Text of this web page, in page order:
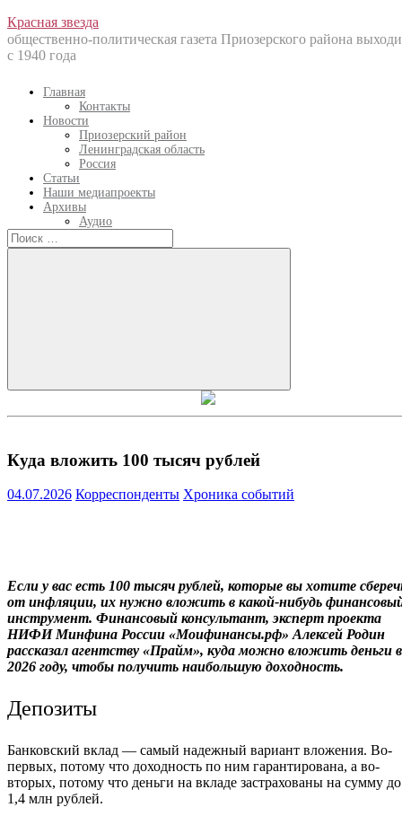
Перейти
к
содержанию
Красная звезда
общественно-политическая газета Приозерского района
с 1940 года
Главная
Контакты
Новости
Приозерский район
Ленинградская область
Россия
Статьи
Наши медиапроекты
Архивы
Аудио
Искать:
Искать
Куда вложить 100 тысяч рублей
04.07.2026 Корреспонденты Хроника событий
Если у вас есть 100 тысяч рублей, которые вы хотите
от инфляции, их нужно вложить в какой-нибудь
инструмент. Финансовый консультант, эксперт проекта
НИФИ Минфина России «Моифинансы.рф» Алексей Родин
рассказал агентству «Прайм», куда можно вложить деньги в
2026 году, чтобы получить наибольшую доходность.
Депозиты
Банковский вклад — самый надежный вариант вложения. Во-
первых, потому что доходность по ним гарантирована, а во-
вторых, потому что деньги на вкладе застрахованы на сумму до
1,4 млн рублей.